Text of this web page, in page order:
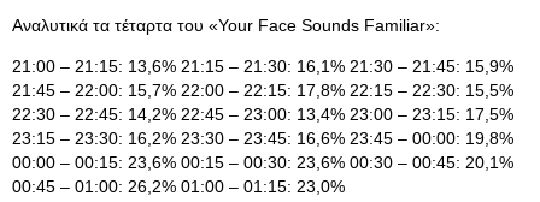
Αναλυτικά τα τέταρτα του «Your Face Sounds Familiar»:
21:00 – 21:15: 13,6% 21:15 – 21:30: 16,1% 21:30 – 21:45: 15,9%
21:45 – 22:00: 15,7% 22:00 – 22:15: 17,8% 22:15 – 22:30: 15,5%
22:30 – 22:45: 14,2% 22:45 – 23:00: 13,4% 23:00 – 23:15: 17,5%
23:15 – 23:30: 16,2% 23:30 – 23:45: 16,6% 23:45 – 00:00: 19,8%
00:00 – 00:15: 23,6% 00:15 – 00:30: 23,6% 00:30 – 00:45: 20,1%
00:45 – 01:00: 26,2% 01:00 – 01:15: 23,0%